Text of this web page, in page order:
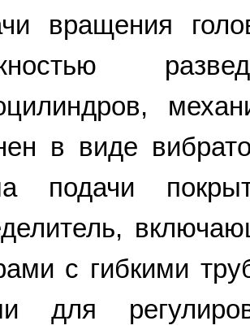
вращения
в виде
подачи
с гибкими
для